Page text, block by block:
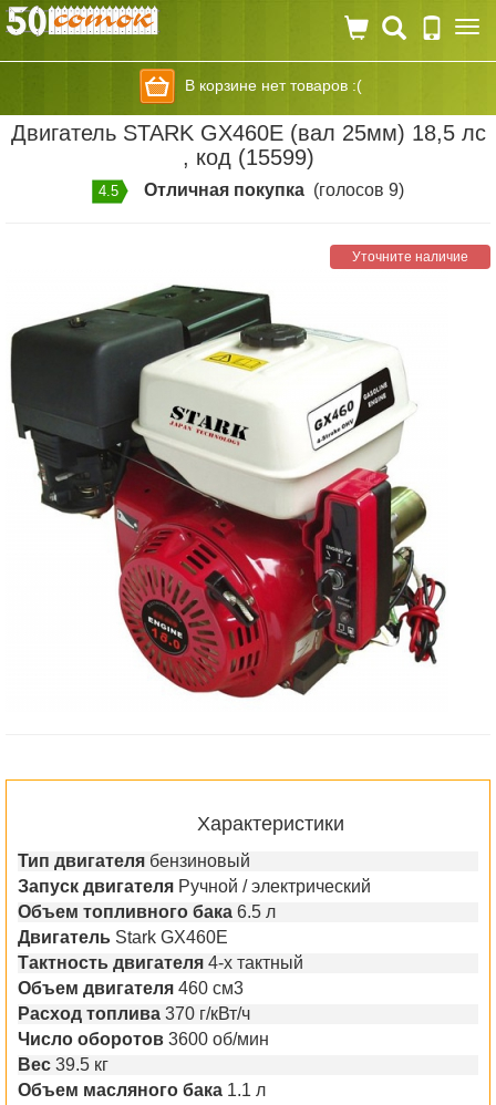
В корзине нет товаров :(
Двигатель STARK GX460E (вал 25мм) 18,5 лс
, код (15599)
4.5 Отличная покупка (голосов 9)
Уточните наличие
Характеристики
Тип двигателя бензиновый
Запуск двигателя Ручной / электрический
Объем топливного бака 6.5 л
Двигатель Stark GX460E
Тактность двигателя 4-х тактный
Объем двигателя 460 см3
Расход топлива 370 г/кВт/ч
Число оборотов 3600 об/мин
Вес 39.5 кг
Объем масляного бака 1.1 л